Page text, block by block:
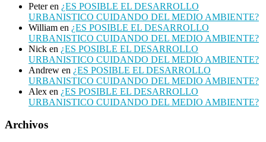
Peteren ¿ES POSIBLE EL DESARROLLO
URBANISTICO CUIDANDO DEL MEDIO AMBIENTE?
William en ¿ES POSIBLE EL DESARROLLO
URBANISTICO CUIDANDO DEL MEDIO AMBIENTE?
Nick en ¿ES POSIBLE EL DESARROLLO
URBANISTICO CUIDANDO DEL MEDIO AMBIENTE?
Andrew en ¿ES POSIBLE EL DESARROLLO
URBANISTICO CUIDANDO DEL MEDIO AMBIENTE?
Alex en ¿ES POSIBLE EL DESARROLLO
URBANISTICO CUIDANDO DEL MEDIO AMBIENTE?
Archivos